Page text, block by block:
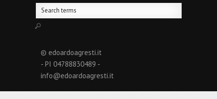
© edoardoagresti.it
- PI 04788830489 -
info@edoardoagresti.it